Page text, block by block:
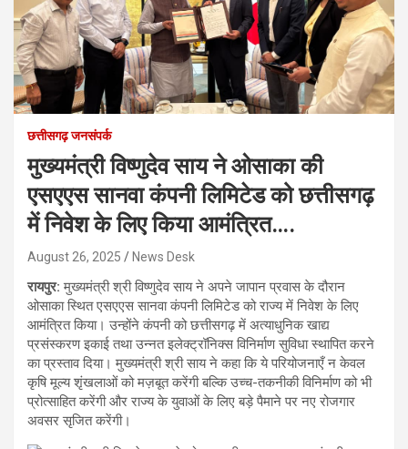
छत्तीसगढ़ जनसंपर्क
मुख्यमंत्री विष्णुदेव साय ने ओसाका की
एसएएस सानवा कंपनी लिमिटेड को छत्तीसगढ़
में निवेश के लिए किया आमंत्रित….
August 26, 2025 News Desk
रायपुर:मुख्यमंत्री श्री विष्णुदेव साय ने अपने जापान प्रवास के दौरान
ओसाका स्थित एसएएस सानवा कंपनी लिमिटेड को राज्य में निवेश के लिए
आमंत्रित किया। उन्होंने कंपनी को छत्तीसगढ़ में अत्याधुनिक खाद्य
प्रसंस्करण इकाई तथा उन्नत इलेक्ट्रॉनिक्स विनिर्माण सुविधा स्थापित करने
का प्रस्ताव दिया। मुख्यमंत्री श्री साय ने कहा कि ये परियोजनाएँ न केवल
कृषि मूल्य शृंखलाओं को मज़बूत करेंगी बल्कि उच्च-तकनीकी विनिर्माण को भी
प्रोत्साहित करेंगी और राज्य के युवाओं के लिए बड़े पैमाने पर नए रोजगार
अवसर सृजित करेंगी।